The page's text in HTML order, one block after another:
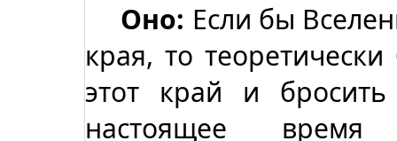
Оно: Если бы
края, то
этот край и
настоящее